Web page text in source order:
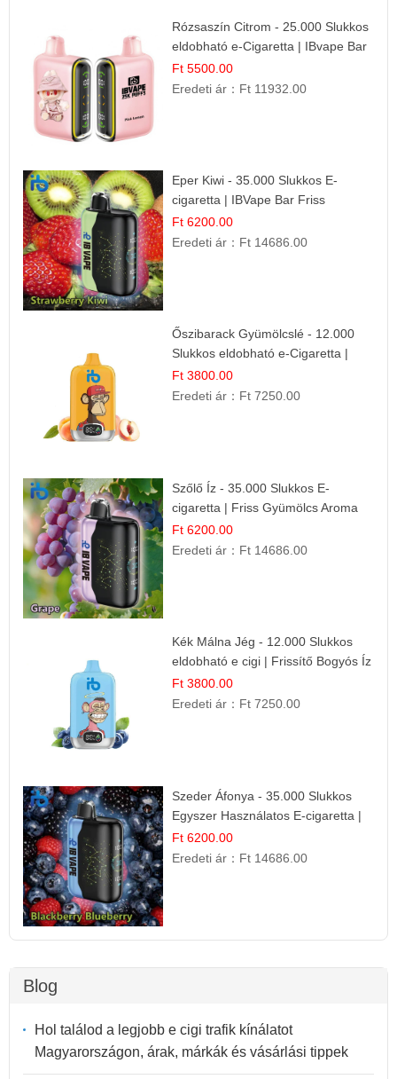
Rózsaszín Citrom - 25.000 Slukkos
eldobható e-Cigaretta | IBvape Bar
Ft 5500.00
Eredeti ár： Ft 11932.00
Eper Kiwi - 35.000 Slukkos E-
cigaretta | IBVape Bar Friss
Gyümölcs Ízek
Ft 6200.00
Eredeti ár： Ft 14686.00
Őszibarack Gyümölcslé - 12.000
Slukkos eldobható e-Cigaretta |
Friss Gyümölcs Íz
Ft 3800.00
Eredeti ár： Ft 7250.00
Szőlő Íz - 35.000 Slukkos E-
cigaretta | Friss Gyümölcs Aroma
Ft 6200.00
Eredeti ár： Ft 14686.00
Kék Málna Jég - 12.000 Slukkos
eldobható e cigi | Frissítő Bogyós Íz
Ft 3800.00
Eredeti ár： Ft 7250.00
Szeder Áfonya - 35.000 Slukkos
Egyszer Használatos E-cigaretta |
Prémium Ízélmény
Ft 6200.00
Eredeti ár： Ft 14686.00
Blog
Hol találod a legjobb e cigi trafik kínálatot
Magyarországon, árak, márkák és vásárlási tippek